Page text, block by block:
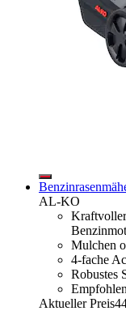
AL-KO
Mulchen
4-fache
Robustes
Aktueller Preis